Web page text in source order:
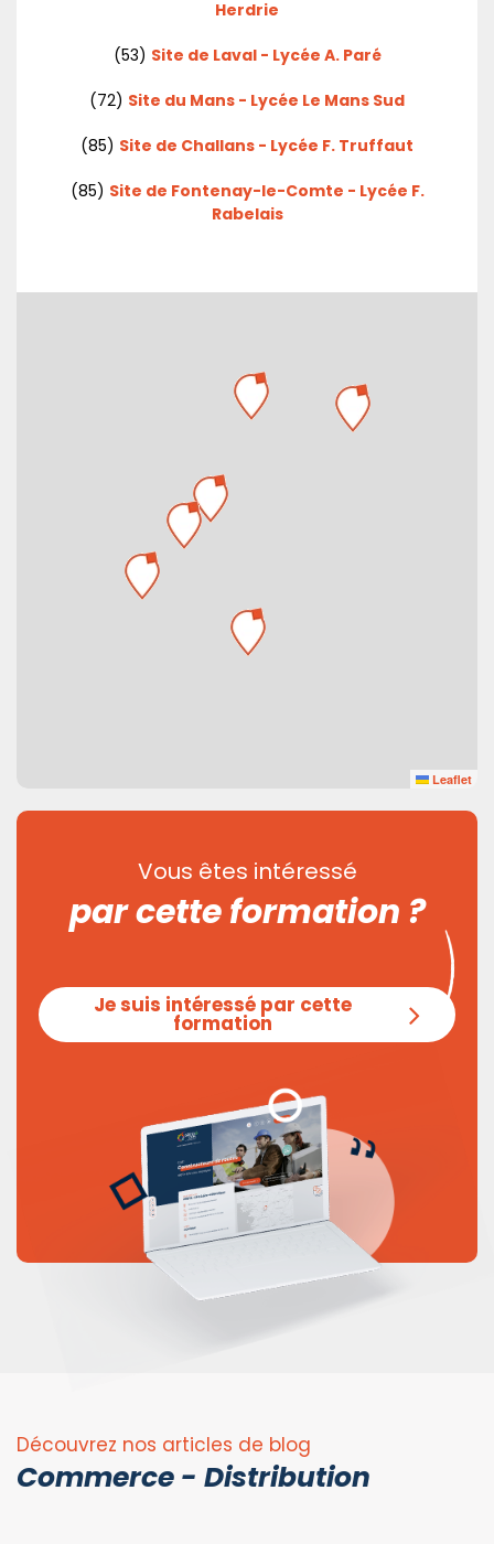
Herdrie
(53) Site de Laval - Lycée A. Paré
(72) Site du Mans - Lycée Le Mans Sud
(85) Site de Challans - Lycée F. Truffaut
(85) Site de Fontenay-le-Comte - Lycée F.
Rabelais
Leaflet
Vous êtes intéressé
par cette formation ?
Je suis intéressé par cette
formation
Découvrez nos articles de blog
Commerce - Distribution